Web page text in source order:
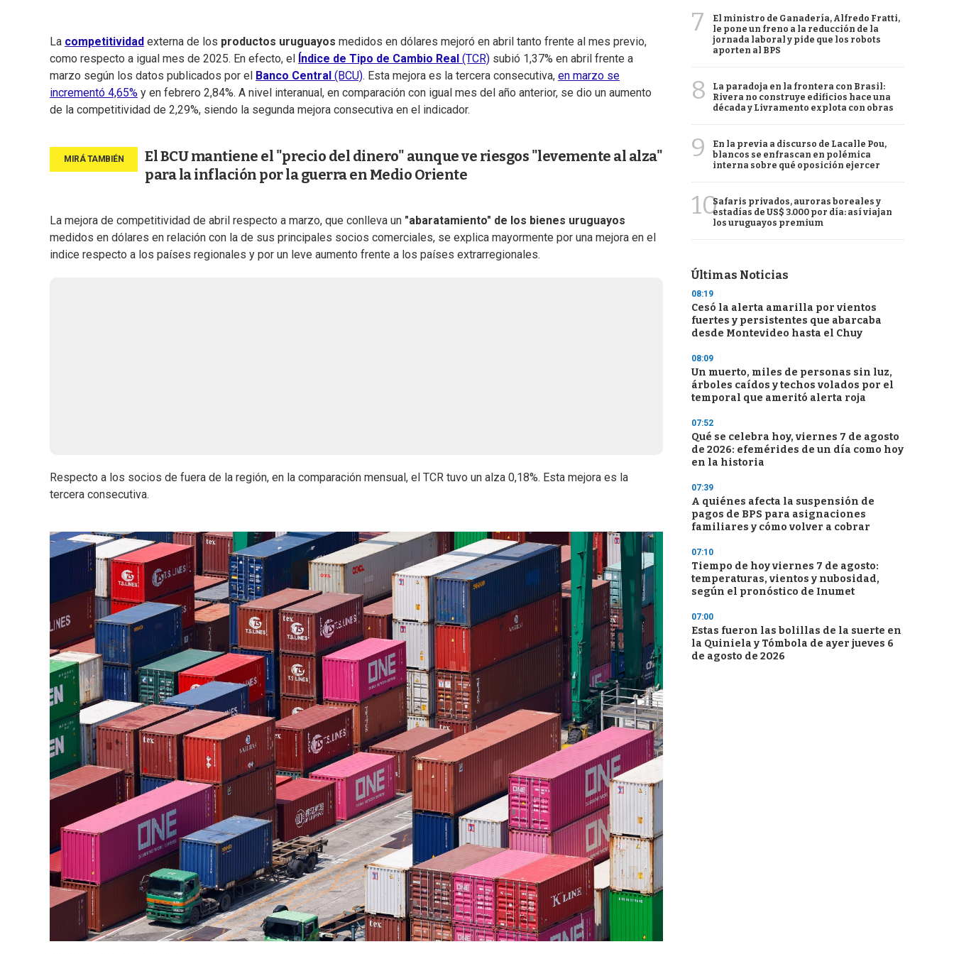
La competitividad externa de los productos uruguayos medidos en dólares mejoró en abril tanto frente al mes previo,
como respecto a igual mes de 2025. En efecto, el
Índice de Tipo de Cambio Real (TCR) subió 1,37% en abril frente a
marzo según los datos publicados por el
Banco Central (BCU). Esta mejora es la tercera consecutiva, en marzo se
incrementó 4,65% y en febrero 2,84%. A nivel interanual, en comparación con igual mes del año anterior, se dio un aumento
de la competitividad de 2,29%, siendo la segunda mejora consecutiva en el indicador.
El BCU mantiene el "precio del dinero" aunque ve riesgos "levemente al alza"
para la inflación por la guerra en Medio Oriente
La mejora de competitividad de abril respecto a marzo, que conlleva un "abaratamiento" de los bienes uruguayos
medidos en dólares en relación con la de sus principales socios comerciales, se explica mayormente por una mejora en el
indice respecto a los países regionales y por un leve aumento frente a los países extrarregionales.
Respecto a los socios de fuera de la región, en la comparación mensual, el TCR tuvo un alza 0,18%. Esta mejora es la
tercera consecutiva.
7
El ministro de Ganadería, Alfredo Fratti,
le pone un freno a la reducción de la
jornada laboral y pide que los robots
aporten al BPS
8
La paradoja en la frontera con Brasil:
Rivera no construye edificios hace una
década y Livramento explota con obras
9
En la previa a discurso de Lacalle Pou,
blancos se enfrascan en polémica
interna sobre qué oposición ejercer
10Safaris privados, auroras boreales y
estadías de US$ 3.000 por día: así viajan
los uruguayos premium
Últimas Noticias
08:19
Cesó la alerta amarilla por vientos
fuertes y persistentes que abarcaba
desde Montevideo hasta el Chuy
08:09
Un muerto, miles de personas sin luz,
árboles caídos y techos volados por el
temporal que ameritó alerta roja
07:52
Qué se celebra hoy, viernes 7 de agosto
de 2026: efemérides de un día como hoy
en la historia
07:39
A quiénes afecta la suspensión de
pagos de BPS para asignaciones
familiares y cómo volver a cobrar
07:10
Tiempo de hoy viernes 7 de agosto:
temperaturas, vientos y nubosidad,
según el pronóstico de Inumet
07:00
Estas fueron las bolillas de la suerte en
la Quiniela y Tómbola de ayer jueves 6
de agosto de 2026